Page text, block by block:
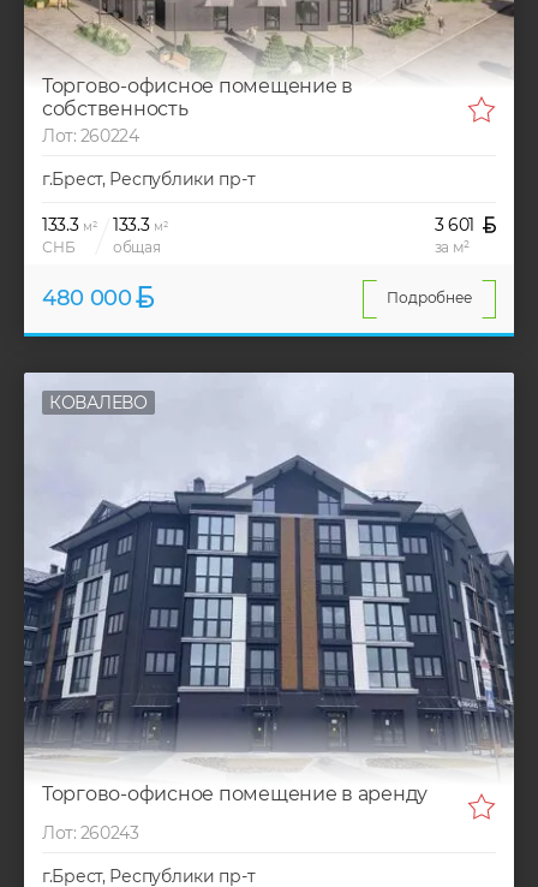
Торгово-офисное помещение в
собственность
Лот: 260224
г.Брест, Республики пр-т
133.3 м²
СНБ
133.3 м²
общая
3 601
за м²
480 000 Подробнее
КОВАЛЕВО
Торгово-офисное помещение в аренду
Лот: 260243
г.Брест, Республики пр-т